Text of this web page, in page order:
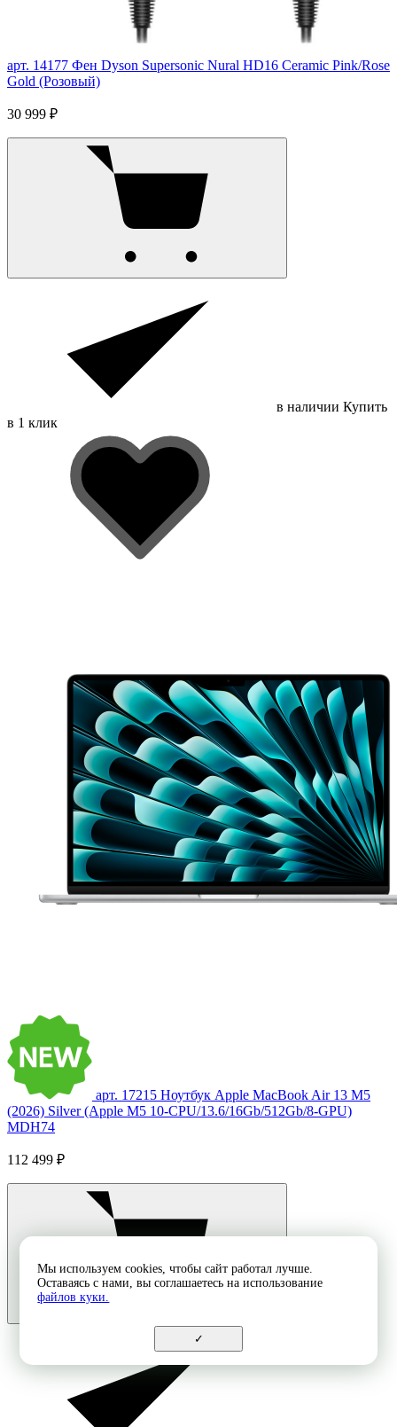
арт. 14177 Фен Dyson Supersonic Nural HD16 Ceramic Pink/Rose
Gold (Розовый)
30 999 ₽
в наличии Купить
в 1 клик
арт. 17215 Ноутбук Apple MacBook Air 13 M5
(2026) Silver (Apple M5 10-CPU/13.6/16Gb/512Gb/8-GPU)
MDH74
112 499 ₽
Мы используем cookies, чтобы сайт работал лучше.
Оставаясь с нами, вы соглашаетесь на использование
файлов куки.
✓